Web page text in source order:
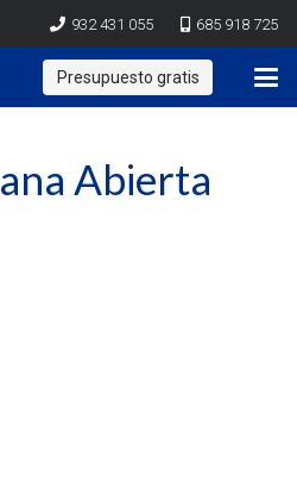
932 431 055 685 918 725
Presupuesto gratis
Abierta